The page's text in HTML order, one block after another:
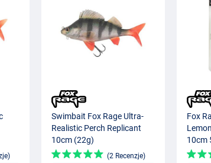
Swimbait Fox Rage Ultra-
Realistic Perch Replicant
10cm (22g)
(2 Recenzje)
Fox
10cm